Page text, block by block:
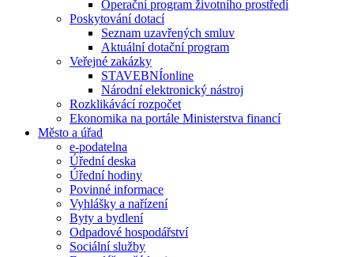
Operační program životního prostředí
Poskytování dotací
Seznam uzavřených smluv
Aktuální dotační program
Veřejné zakázky
STAVEBNÍonline
Národní elektronický nástroj
Rozklikávácí rozpočet
Ekonomika na portále Ministerstva financí
Město a úřad
e-podatelna
Úřední deska
Úřední hodiny
Povinné informace
Vyhlášky a nařízení
Byty a bydlení
Odpadové hospodářství
Sociální služby